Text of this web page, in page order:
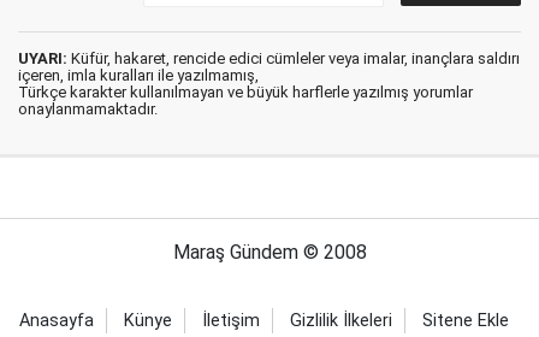
UYARI: Küfür, hakaret, rencide edici cümleler veya imalar, inançlara saldırı
içeren, imla kuralları ile yazılmamış,
Türkçe karakter kullanılmayan ve büyük harflerle yazılmış yorumlar
onaylanmamaktadır.
Maraş Gündem © 2008
Anasayfa Künye İletişim Gizlilik İlkeleri Sitene Ekle